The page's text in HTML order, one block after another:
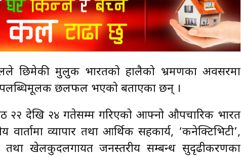
छिमेकी मुलुक भारतको हालैको भ्रमणका अवसरमा
उपलब्धिमूलक छलफल भएको बताएका छन् ।
२२ देखि २४ गतेसम्म गरिएको आफ्नो औपचारिक भारत
वार्तामा व्यापार तथा आर्थिक सहकार्य, ‘कनेक्टिभिटी’,
तथा खेलकुदलगायत जनस्तरीय सम्बन्ध सुदृढीकरणका